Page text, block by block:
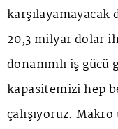
20,3 milyar dolar
donanımlı iş
kapasitemizi hep
çalışıyoruz.